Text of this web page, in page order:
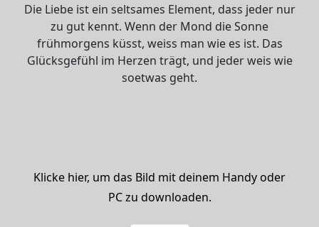
Die Liebe ist ein seltsames Element, dass jeder nur
zu gut kennt. Wenn der Mond die Sonne
frühmorgens küsst, weiss man wie es ist. Das
Glücksgefühl im Herzen trägt, und jeder weis wie
soetwas geht.
Klicke hier, um das Bild mit deinem Handy oder
PC zu downloaden.